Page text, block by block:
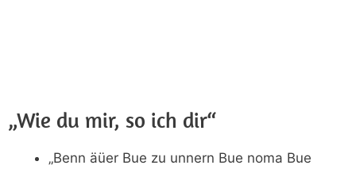
„Wie du mir, so ich dir“
„Benn äüer Bue zu unnern Bue noma Bue